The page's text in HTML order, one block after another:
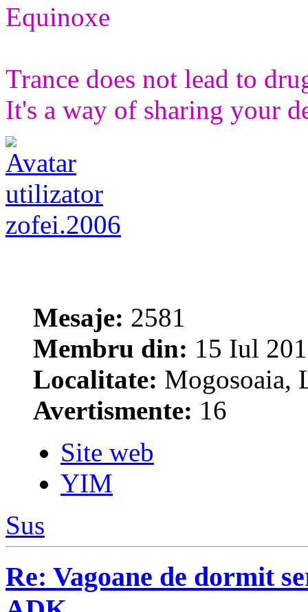
Equinoxe
Trance does not lead to
It's a way of sharing your
zofei.2006
Mesaje: 2581
Membru din: 15 Iul
Localitate: Mogosoaia,
Avertismente: 16
Site web
YIM
Sus
Re: Vagoane de dormit